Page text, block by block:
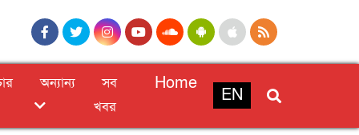
অন্যান্য
সব
খবর
Home
EN